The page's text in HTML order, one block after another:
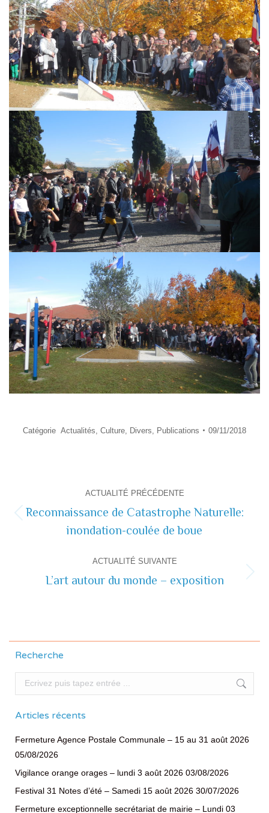
Catégorie Actualités Culture Divers Publications 09/11/2018
de
commentaire
ACTUALITÉ PRÉCÉDENTE
précédente
Reconnaissance de Catastrophe Naturelle:
inondation-coulée de boue
ACTUALITÉ SUIVANTE
Actualité
L’art autour du monde – exposition
Recherche
Recherche
Articles récents
Fermeture Agence Postale Communale – 15 au 31 août 2026
05/08/2026
Vigilance orange orages – lundi 3 août 2026 03/08/2026
Festival 31 Notes d’été – Samedi 15 août 2026 30/07/2026
Fermeture exceptionnelle secrétariat de mairie – Lundi 03